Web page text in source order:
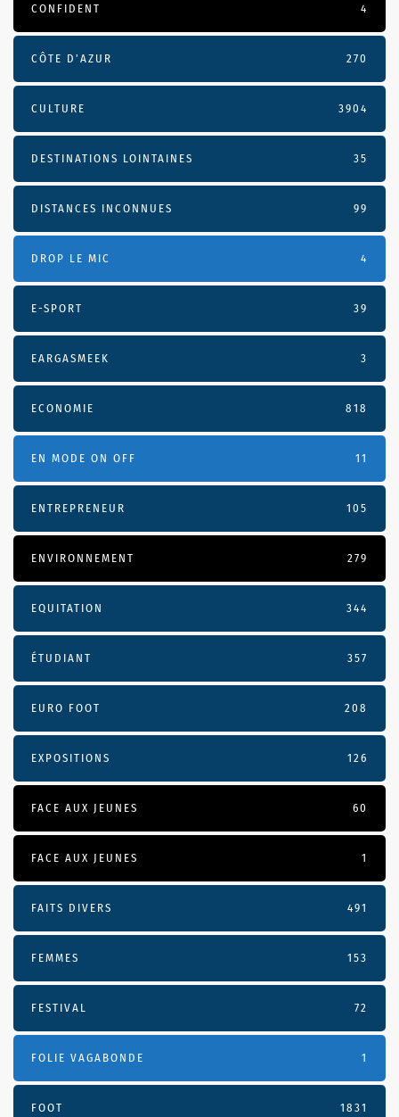
CONFIDENT 4
CÔTE D’AZUR 270
CULTURE 3904
DESTINATIONS LOINTAINES 35
DISTANCES INCONNUES 99
DROP LE MIC 4
E-SPORT 39
EARGASMEEK 3
ECONOMIE 818
EN MODE ON OFF 11
ENTREPRENEUR 105
ENVIRONNEMENT 279
EQUITATION 344
ÉTUDIANT 357
EURO FOOT 208
EXPOSITIONS 126
FACE AUX JEUNES 60
FACE AUX JEUNES 1
FAITS DIVERS 491
FEMMES 153
FESTIVAL 72
FOLIE VAGABONDE 1
FOOT 1831